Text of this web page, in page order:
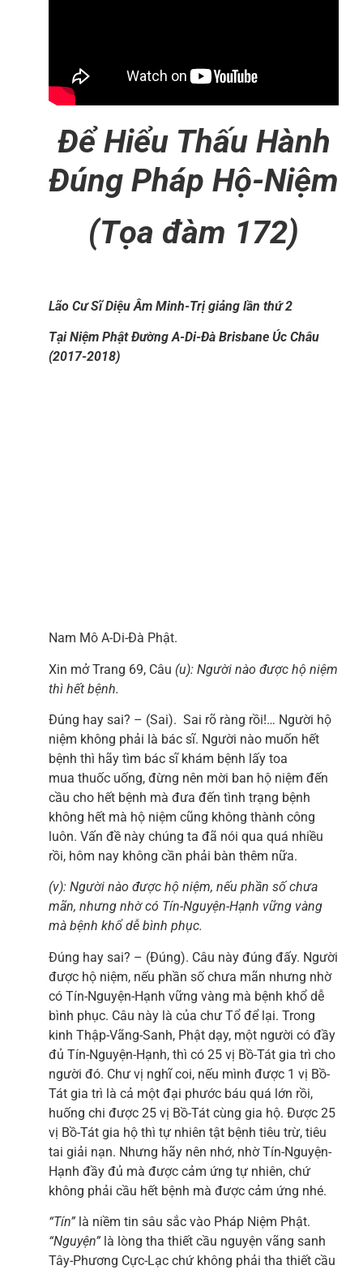
Để Hiểu Thấu Hành
Đúng Pháp Hộ-Niệm
(Tọa đàm 172)
Lão Cư Sĩ Diệu Âm Minh-Trị giảng lần thứ 2
Tại Niệm Phật Đường A-Di-Đà Brisbane Úc Châu
(2017-2018)
Nam Mô A-Di-Đà Phật.
Xin mở Trang 69, Câu (u): Người nào được hộ niệm
thì hết bệnh.
Đúng hay sai? – (Sai). Sai rõ ràng rồi!… Người hộ
niệm không phải là bác sĩ. Người nào muốn hết
bệnh thì hãy tìm bác sĩ khám bệnh lấy toa
mua thuốc uống, đừng nên mời ban hộ niệm đến
cầu cho hết bệnh mà đưa đến tình trạng bệnh
không hết mà hộ niệm cũng không thành công
luôn. Vấn đề này chúng ta đã nói qua quá nhiều
rồi, hôm nay không cần phải bàn thêm nữa.
(v): Người nào được hộ niệm, nếu phần số chưa
mãn, nhưng nhờ có Tín-Nguyện-Hạnh vững vàng
mà bệnh khổ dễ bình phục.
Đúng hay sai? – (Đúng). Câu này đúng đấy. Người
được hộ niệm, nếu phần số chưa mãn nhưng nhờ
có Tín-Nguyện-Hạnh vững vàng mà bệnh khổ dễ
bình phục. Câu này là của chư Tổ để lại. Trong
kinh Thập-Vãng-Sanh, Phật dạy, một người có đầy
đủ Tín-Nguyện-Hạnh, thì có 25 vị Bồ-Tát gia trì cho
người đó. Chư vị nghĩ coi, nếu mình được 1 vị Bồ-
Tát gia trì là cả một đại phước báu quá lớn rồi,
huống chi được 25 vị Bồ-Tát cùng gia hộ. Được 25
vị Bồ-Tát gia hộ thì tự nhiên tật bệnh tiêu trừ, tiêu
tai giải nạn. Nhưng hãy nên nhớ, nhờ Tín-Nguyện-
Hạnh đầy đủ mà được cảm ứng tự nhiên, chứ
không phải cầu hết bệnh mà được cảm ứng nhé.
“Tín” là niềm tin sâu sắc vào Pháp Niệm Phật.
“Nguyện” là lòng tha thiết cầu nguyện vãng sanh
Tây-Phương Cực-Lạc chứ không phải tha thiết cầu